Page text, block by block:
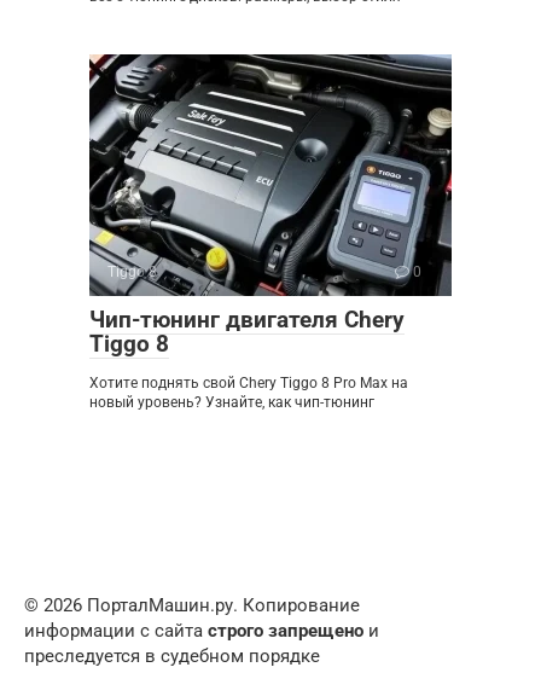
Tiggo 8 0
Чип-тюнинг двигателя Chery
Tiggo 8
Хотите поднять свой Chery Tiggo 8 Pro Max на
новый уровень? Узнайте, как чип-тюнинг
© 2026 ПорталМашин.ру. Копирование
информации с сайта строго запрещено и
преследуется в судебном порядке